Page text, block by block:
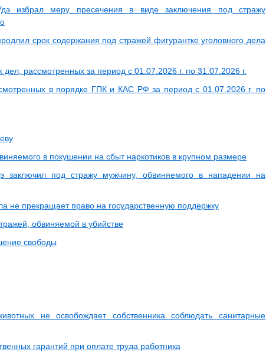
избрал меру пресечения в виде заключения под стражу
срок содержания под стражей фигурантке уголовного дела
рассмотренных за период с 01.07.2026 г. по 31.07.2026 г.
в порядке ГПК и КАС РФ за период с 01.07.2026 г. по
в покушении на сбыт наркотиков в крупном размере
заключил под стражу мужчину, обвиняемого в нападении на
не прекращает право на государственную поддержку
обвиняемой в убийстве
свободы
не освобождает собственника соблюдать санитарные
гарантий при оплате труда работника